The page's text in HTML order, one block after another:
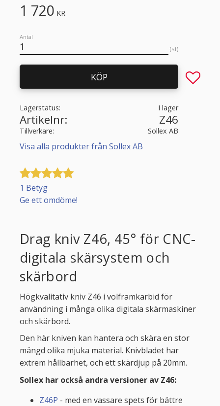
1 720 KR
Antal
st
KÖP Lägg till
Lagerstatus I lager
Artikelnr Z46
Tillverkare Sollex AB
Visa alla produkter från Sollex AB
1 Betyg
Ge ett omdöme!
Drag kniv Z46, 45° för CNC-
digitala skärsystem och
skärbord
Högkvalitativ kniv Z46 i volframkarbid för
användning i många olika digitala skärmaskiner
och skärbord.
Den här kniven kan hantera och skära en stor
mängd olika mjuka material. Knivbladet har
extrem hållbarhet, och ett skärdjup på 20mm.
Sollex har också andra versioner av Z46:
Z46P - med en vassare spets för bättre